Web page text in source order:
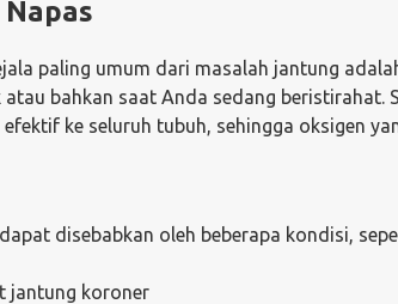
Napas
paling umum dari masalah jantung
bahkan saat Anda sedang
efektif ke seluruh tubuh, sehingga oksigen
disebabkan oleh beberapa kondisi,
jantung koroner